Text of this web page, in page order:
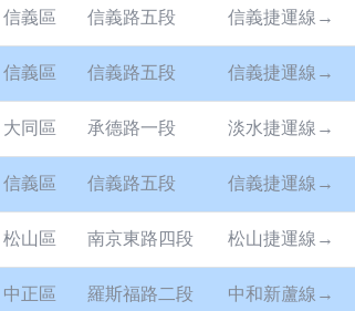
信義區 信義路五段 信義捷運線→
信義區 信義路五段 信義捷運線→
大同區 承德路一段 淡水捷運線→
信義區 信義路五段 信義捷運線→
松山區 南京東路四段 松山捷運線→
中正區 羅斯福路二段 中和新蘆線→